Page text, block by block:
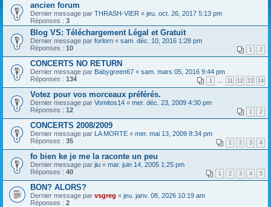
ancien forum
Dernier message par THRASH-VIER « jeu. oct. 26, 2017 5:13 pm
Réponses : 3
Blog VS: Téléchargement Légal et Gratuit
Dernier message par forlorn « sam. déc. 10, 2016 1:28 pm
Réponses : 10 1 2
CONCERTS NO RETURN
Dernier message par Babygreen67 « sam. mars 05, 2016 9:44 pm
Réponses : 134 1 … 11 12 13 14
Votez pour vos morceaux préférés.
Dernier message par Vomitos14 « mer. déc. 23, 2009 4:30 pm
Réponses : 12 1 2
CONCERTS 2008/2009
Dernier message par LA MORTE « mer. mai 13, 2009 8:34 pm
Réponses : 35 1 2 3 4
fo bien ke je me la raconte un peu
Dernier message par jiu « mar. juin 14, 2005 1:25 pm
Réponses : 40 1 2 3 4 5
BON? ALORS?
Dernier message par vsgreg « jeu. janv. 08, 2026 10:19 am
Réponses : 2